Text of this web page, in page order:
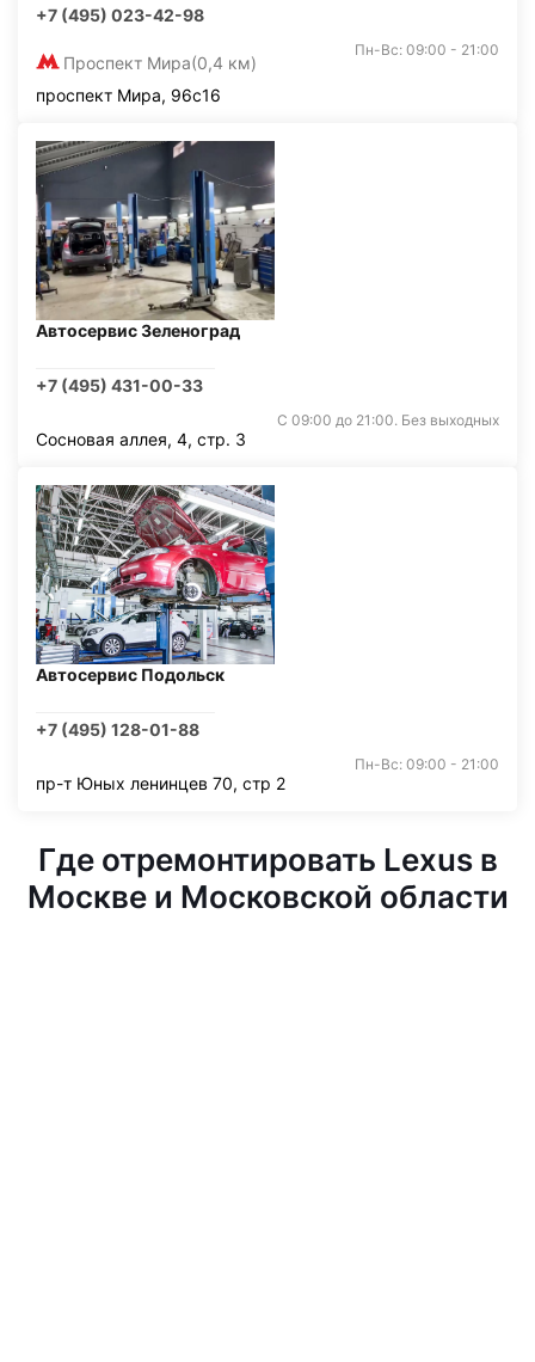
+7 (495) 023-42-98
Проспект Мира(0,4 км)
Пн-Вс: 09:00 - 21:00
проспект Мира, 96с16
Автосервис Зеленоград
+7 (495) 431-00-33
С 09:00 до 21:00. Без выходных
Сосновая аллея, 4, стр. 3
Автосервис Подольск
+7 (495) 128-01-88
Пн-Вс: 09:00 - 21:00
пр-т Юных ленинцев 70, стр 2
Где отремонтировать Lexus в
Москве и Московской области